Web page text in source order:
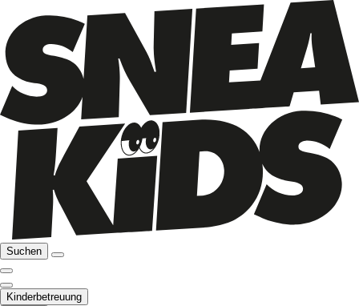
Suchen
Kinderbetreuung